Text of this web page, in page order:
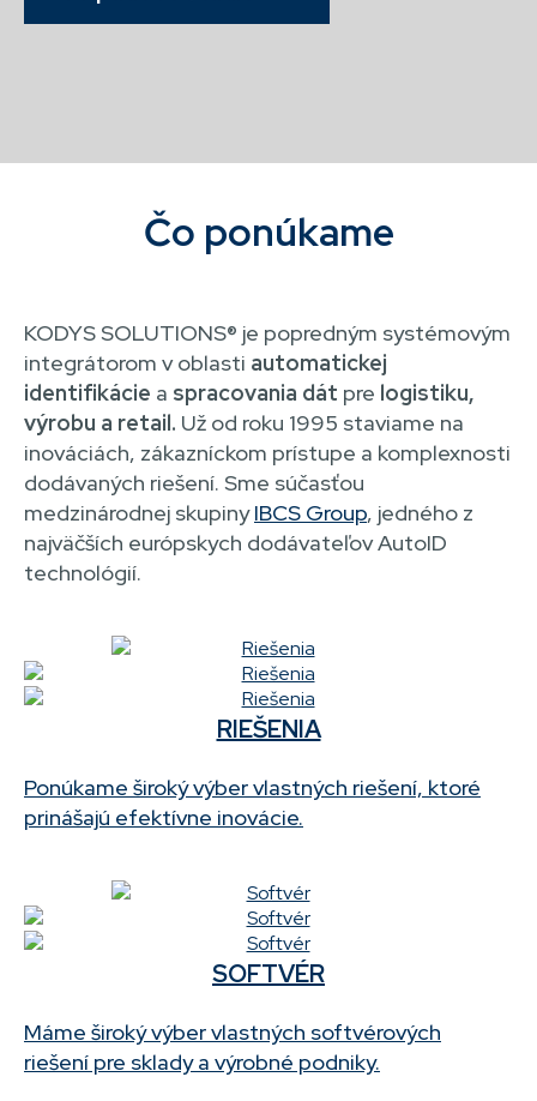
Čo ponúkame
KODYS SOLUTIONS® je popredným systémovým
integrátorom v oblasti automatickej
identifikácie a spracovania dát pre logistiku,
výrobu a retail. Už od roku 1995 staviame na
inováciách, zákazníckom prístupe a komplexnosti
dodávaných riešení. Sme súčasťou
medzinárodnej skupinyIBCS Group, jedného z
najväčších európskych dodávateľov AutoID
technológií.
RIEŠENIA
Ponúkame široký výber vlastných riešení, ktoré
prinášajú efektívne inovácie.
SOFTVÉR
Máme široký výber vlastných softvérových
riešení pre sklady a výrobné podniky.